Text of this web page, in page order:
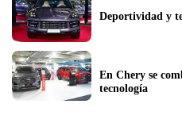
Deportividad y
En Chery se
tecnología